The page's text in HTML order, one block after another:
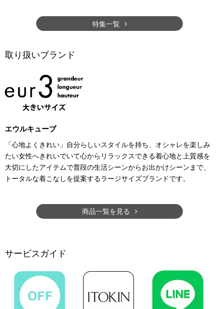
特集一覧
取り扱いブランド
エウルキューブ
「心地よくきれい」自分らしいスタイルを持ち、オシャレを楽しみ
たい女性へきれいでいて心からリラックスできる着心地と上質感を
大切にしたアイテムで普段の生活シーンからお出かけシーンまで、
トータルな着こなしを提案するラージサイズブランドです。
商品一覧を見る
サービスガイド